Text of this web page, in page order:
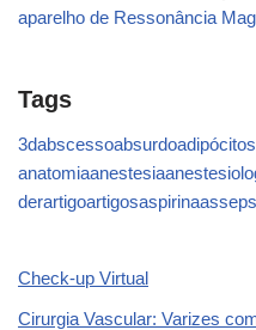
aparelho de Ressonância
Tags
3dabscessoabsurdoadipócitos
anatomiaanestesia
derartigoartigosaspirina
Check-up Virtual
Cirurgia Vascular: Varizes